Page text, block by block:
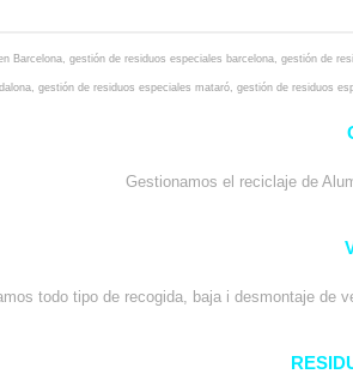
Barcelona gestión de residuos especiales barcelona gestión de
gestión de residuos especiales mataró gestión de residuos
Gestionamos el reciclaje de
todo tipo de recogida, baja i desmontaje de